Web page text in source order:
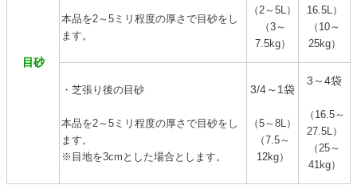
目砂
本品を2～5ミリ程度の厚さで目砂をし
ます。
（2～5L）
（3～
7.5kg）
16.5L）
（10～
25kg）
・芝張り後の目砂
本品を2～5ミリ程度の厚さで目砂をし
ます。
※目地を3cmとした場合とします。
3/4～1袋
（5～8L）
（7.5～
12kg）
3～4袋
（16.5～
27.5L）
（25～
41kg）